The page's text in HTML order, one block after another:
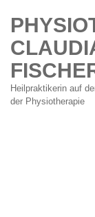
Heilpraktikerin auf
der Physiotherapie